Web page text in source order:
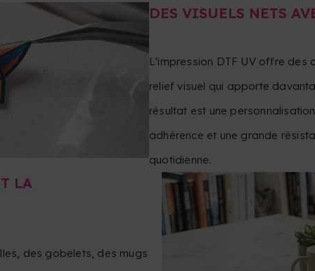
DES VISUELS NETS
L'impression DTF UV offre des
relief visuel qui apporte
résultat est une
adhérence et une grande
quotidienne.
LA
des gobelets, des mugs